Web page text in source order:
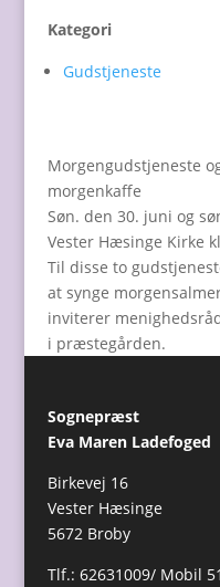
Kategori
Gudstjeneste
Morgengudstjeneste
morgenkaffe
Søn. den 30. juni og
Vester Hæsinge Kirke
Til disse to
at synge
inviterer
i præstegården.
Sognepræst
Eva Maren Ladefoged
Birkevej 16
Vester Hæsinge
5672 Broby
Tlf.: 62631009/ Mobil